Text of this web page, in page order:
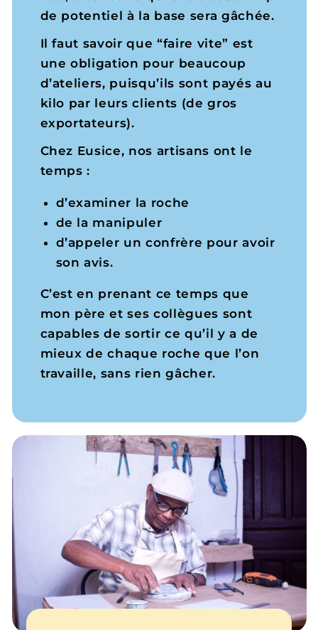
de potentiel à la base sera gâchée.
Il faut savoir que “faire vite” est
une obligation pour beaucoup
d’ateliers, puisqu’ils sont payés au
kilo par leurs clients (de gros
exportateurs).
Chez Eusice, nos artisans ont le
temps :
d’examiner la roche
de la manipuler
d’appeler un confrère pour avoir
son avis.
C’est en prenant ce temps que
mon père et ses collègues sont
capables de sortir ce qu’il y a de
mieux de chaque roche que l’on
travaille, sans rien gâcher.